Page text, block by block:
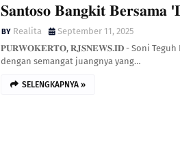
𝐒𝐚𝐧𝐭𝐨𝐬𝐨 𝐁𝐚𝐧𝐠𝐤𝐢𝐭 𝐁𝐞𝐫𝐬𝐚𝐦𝐚
Realita
September 11, 2025
𝐏𝐔𝐑𝐖𝐎𝐊𝐄𝐑𝐓𝐎, 𝐑𝐉𝐒𝐍𝐄𝐖𝐒.𝐈𝐃 - Soni Teguh
dengan semangat juangnya yang…
SELENGKAPNYA »